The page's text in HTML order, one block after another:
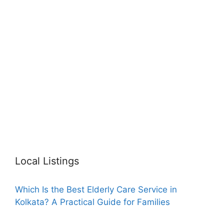
Local Listings
Which Is the Best Elderly Care Service in
Kolkata? A Practical Guide for Families